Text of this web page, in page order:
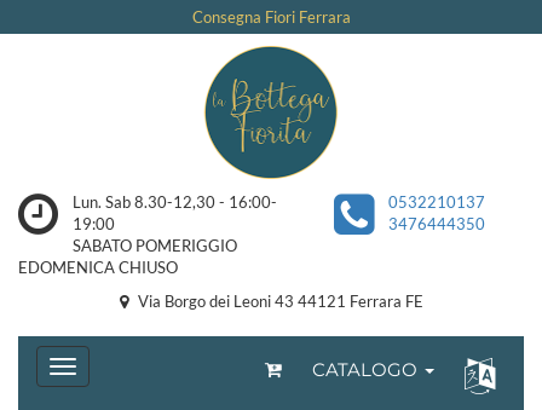
Consegna Fiori Ferrara
Lun. Sab 8.30-12,30 - 16:00-
19:00
SABATO POMERIGGIO
EDOMENICA CHIUSO
0532210137
3476444350
Via Borgo dei Leoni 43 44121 Ferrara FE
CATALOGO